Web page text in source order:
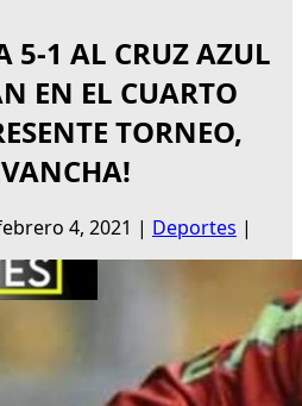
5-1 AL CRUZ AZUL
EN EL CUARTO
TORNEO,
4, 2021 | Deportes |